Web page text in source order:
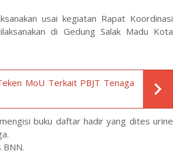
usai kegiatan Rapat Koordinasi
di Gedung Salak Madu Kota
MoU Terkait PBJT Tenaga
buku daftar hadir yang dites urine